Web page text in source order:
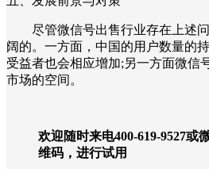
尽管微信号出售行业存在上述问
阔的。一方面，中国的用户数量的
受益者也会相应增加;另一方面微信
市场的空间。
欢迎随时来电400-619-9527或
维码，进行试用